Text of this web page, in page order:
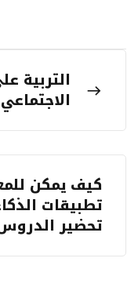
التربية
الاجتماعي
كيف يمكن
تطبيقات
تحضير